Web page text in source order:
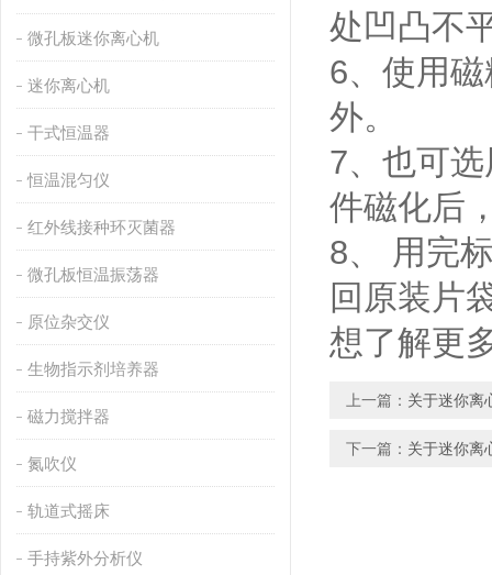
微孔板迷你离心机
迷你离心机
干式恒温器
恒温混匀仪
红外线接种环灭菌器
微孔板恒温振荡器
原位杂交仪
生物指示剂培养器
磁力搅拌器
氮吹仪
轨道式摇床
手持紫外分析仪
处凹凸不
6、使用
外。
7、也可
件磁化后
8、 用完
回原装片
想了解更
上一篇： 关于迷你离
下一篇： 关于迷你离